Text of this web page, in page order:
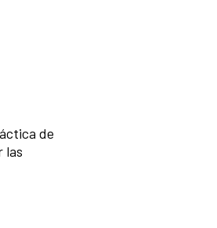
de
las